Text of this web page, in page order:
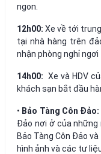
ngon.
12h00: Xe về tới
tại nhà hàng trên
nhận phòng nghỉ ngơi
14h00: Xe và HDV
khách sạn bắt đầu
• Bảo Tàng Côn Đảo:
Đảo nơi ở của
Bảo Tàng Côn Đảo
hình ảnh và các tư